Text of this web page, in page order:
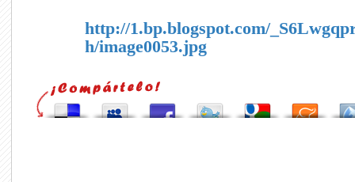
http://1.bp.blogspot.com/
h/image0053.jpg